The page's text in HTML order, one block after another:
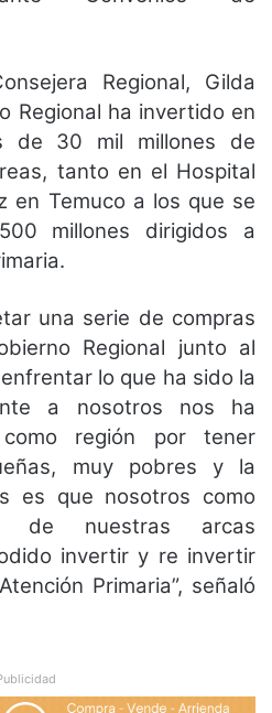
Regional, Gilda
Regional ha invertido en
de 30 mil millones de
tanto en el Hospital
en Temuco a los que se
millones dirigidos a
una serie de compras
Regional junto al
lo que ha sido la
a nosotros nos ha
región por tener
muy pobres y la
es que nosotros como
de nuestras arcas
invertir y re invertir
Primaria”, señaló